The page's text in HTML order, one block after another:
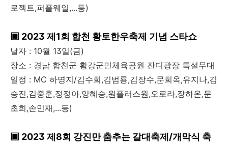
로젝트,퍼플웨일,...등)
▣ 2023 제1회 합천 황토한우축제 기념 스타쇼
날자 : 10월 13일(금)
장소 : 경남 합천군 황강군민체육공원 잔디광장 특설무대
일정 : MC 하명지/김수희,김범룡,김장수,문희옥,유지나,김
승진,김중훈,정정아,양혜승,원플러스원,오로라,장하온,문
초희,손민재,...등)
▣ 2023 제8회 강진만 춤추는 갈대축제/개막식 축